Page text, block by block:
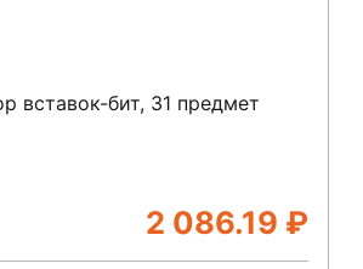
вставок-бит, 31 предмет
2 086.19 ₽